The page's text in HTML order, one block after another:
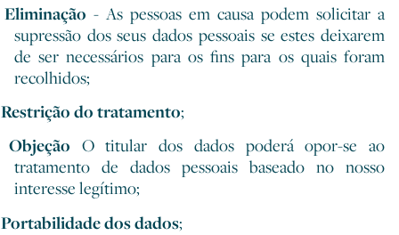
Eliminação - As pessoas em causa podem solicitar a
supressão dos seus dados pessoais se estes deixarem
de ser necessários para os fins para os quais foram
recolhidos;
Restrição do tratamento;
Objeção O titular dos dados poderá opor-se ao
tratamento de dados pessoais baseado no nosso
interesse legítimo;
Portabilidade dos dados;